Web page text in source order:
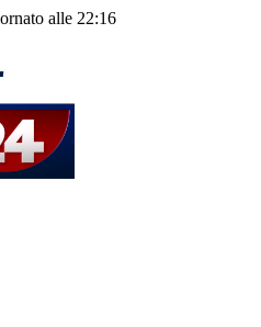
alle 22:16